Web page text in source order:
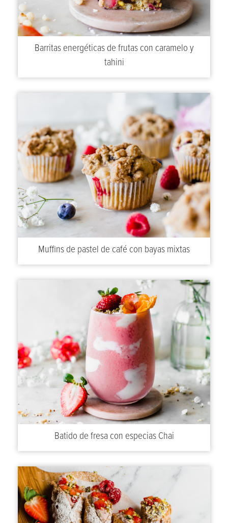
Barritas energéticas de frutas con caramelo y
tahini
Muffins de pastel de café con bayas mixtas
Batido de fresa con especias Chai